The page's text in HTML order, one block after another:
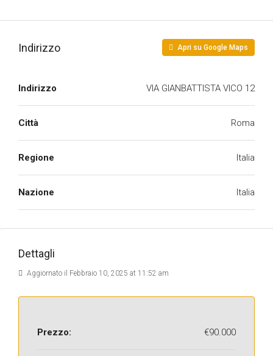
Indirizzo Apri su Google Maps
Indirizzo VIA GIANBATTISTA VICO 12
Città Roma
Regione Italia
Nazione Italia
Dettagli
Aggiornato il Febbraio 10, 2025 at 11:52 am
Prezzo: €90.000